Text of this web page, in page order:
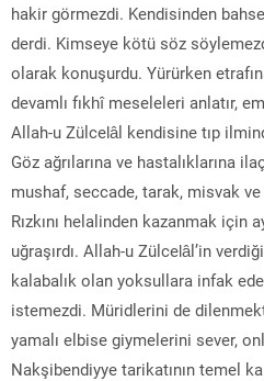
hakir görmezdi. Kendisinden
derdi. Kimseye kötü söz
olarak konuşurdu. Yürürken
devamlı fıkhî meseleleri anlatır,
Allah-u Zülcelâl kendisine tıp
Göz ağrılarına ve hastalıklarına
mushaf, seccade, tarak, misvak ve
Rızkını helalinden kazanmak için
uğraşırdı. Allah-u Zülcelâl’in
kalabalık olan yoksullara infak
istemezdi. Müridlerini de
yamalı elbise giymelerini sever,
Nakşibendiyye tarikatının temel